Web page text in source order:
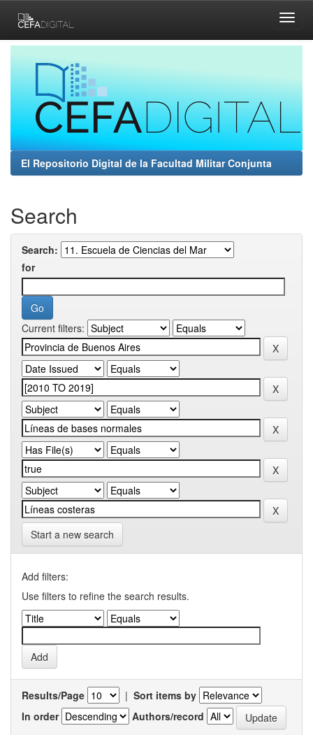
navigation
El Repositorio Digital de la Facultad Militar Conjunta
Search
Search:
for
Current filters:
Start a new search
Add filters:
Use filters to refine the search results.
Results/Page | Sort items by
In order
Authors/record